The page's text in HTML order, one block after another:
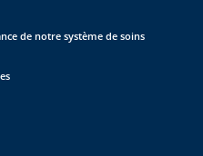
de notre système de soins